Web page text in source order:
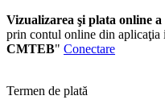
Vizualizarea şi plata online
prin contul online din aplicaţia
CMTEB" Conectare
Termen de plată